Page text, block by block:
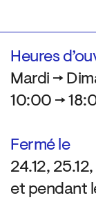
Heures
Mardi →
10:00 →
Fermé le
24.12, 25.12,
et pendant